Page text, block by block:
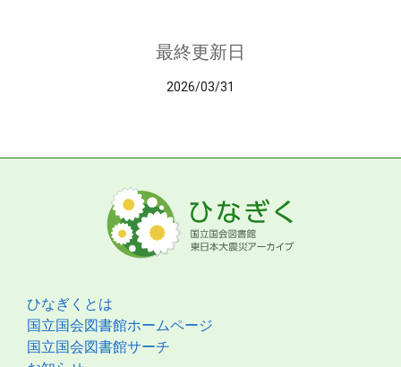
最終更新日
2026/03/31
ひなぎくとは
国立国会図書館ホームページ
国立国会図書館サーチ